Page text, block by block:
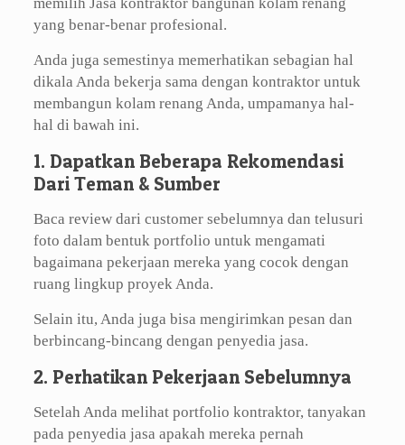
yang benar-benar profesional.
Anda juga semestinya memerhatikan sebagian hal
dikala Anda bekerja sama dengan kontraktor untuk
membangun kolam renang Anda, umpamanya hal-
hal di bawah ini.
1. Dapatkan Beberapa Rekomendasi
Dari Teman & Sumber
Baca review dari customer sebelumnya dan telusuri
foto dalam bentuk portfolio untuk mengamati
bagaimana pekerjaan mereka yang cocok dengan
ruang lingkup proyek Anda.
Selain itu, Anda juga bisa mengirimkan pesan dan
berbincang-bincang dengan penyedia jasa.
2. Perhatikan Pekerjaan Sebelumnya
Setelah Anda melihat portfolio kontraktor, tanyakan
pada penyedia jasa apakah mereka pernah